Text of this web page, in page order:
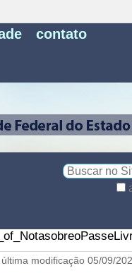
contato
última modificação05/09/